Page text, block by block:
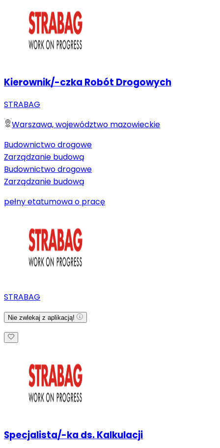
Kierownik/-czka Robót Drogowych
STRABAG
Warszawa, województwo mazowieckie
Budownictwo drogowe
Zarządzanie budową
Budownictwo drogowe
Zarządzanie budową
pełny etatumowa o pracę
STRABAG
Nie zwlekaj z aplikacją!
Specjalista/-ka ds. Kalkulacji